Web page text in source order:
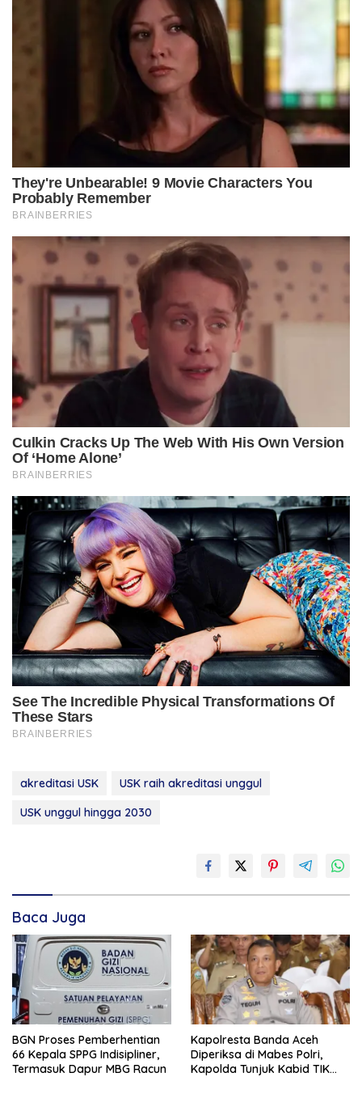
akreditasi USK
USK raih akreditasi unggul
USK unggul hingga 2030
Baca Juga
BGN Proses Pemberhentian
66 Kepala SPPG Indisipliner,
Termasuk Dapur MBG Racun
Kapolresta Banda Aceh
Diperiksa di Mabes Polri,
Kapolda Tunjuk Kabid TIK